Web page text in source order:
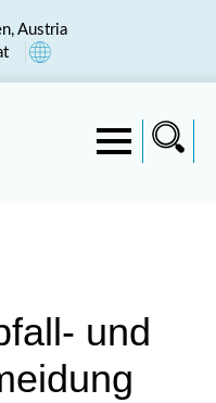
Austria
und